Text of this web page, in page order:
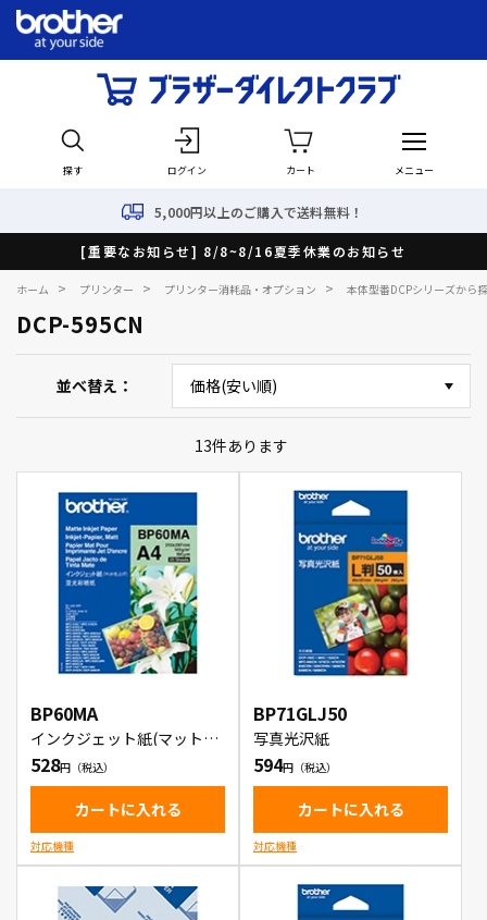
探す ログイン カート メニュー
5,000円以上のご購入で送料無料！
[重要なお知らせ] 8/8~8/16夏季休業のお知らせ
ホーム > プリンター > プリンター消耗品・オプション > 本体型番DCPシリーズから
DCP-595CN
並べ替え
13件あります
BP60MA
インクジェット紙(マット仕
上げ)
528
カートに入れる
対応機種
BP71GLJ50
写真光沢紙
594
カートに入れる
対応機種